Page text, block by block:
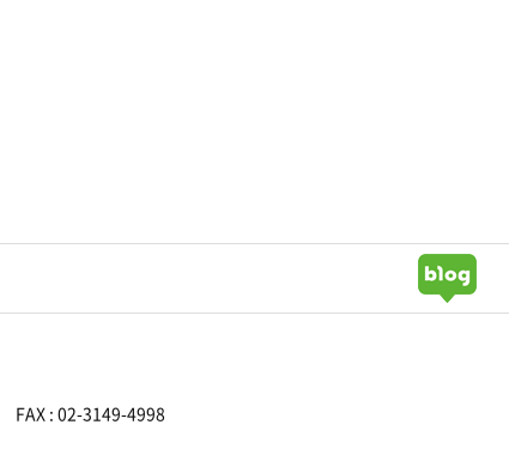
FAX : 02-3149-4998